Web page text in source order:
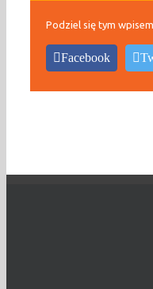
Podziel się tym
Facebook